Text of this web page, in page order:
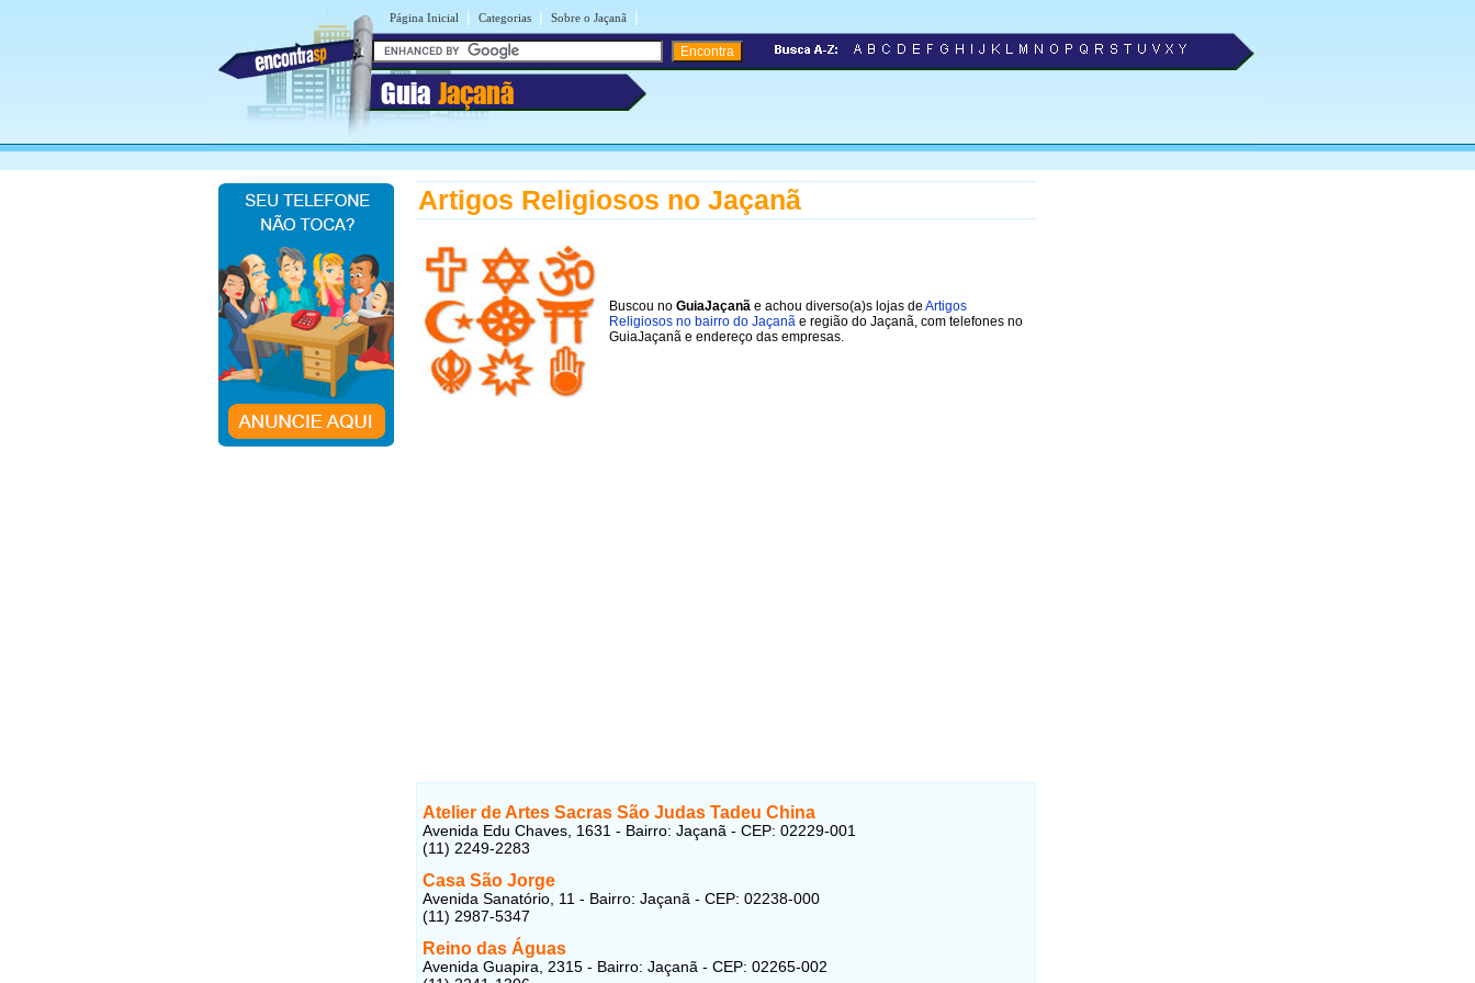
Página Inicial | Categorias | Sobre o Jaçanã |
Guia Jaçanã
Artigos Religiosos no Jaçanã
Buscou no GuiaJaçanã e achou diverso(a)s lojas de Artigos
Religiosos no bairro do Jaçanã e região do Jaçanã, com telefones no
GuiaJaçanã e endereço das empresas.
Atelier de Artes Sacras São Judas Tadeu China
Avenida Edu Chaves, 1631 - Bairro: Jaçanã - CEP: 02229-001
(11) 2249-2283
Casa São Jorge
Avenida Sanatório, 11 - Bairro: Jaçanã - CEP: 02238-000
(11) 2987-5347
Reino das Águas
Avenida Guapira, 2315 - Bairro: Jaçanã - CEP: 02265-002